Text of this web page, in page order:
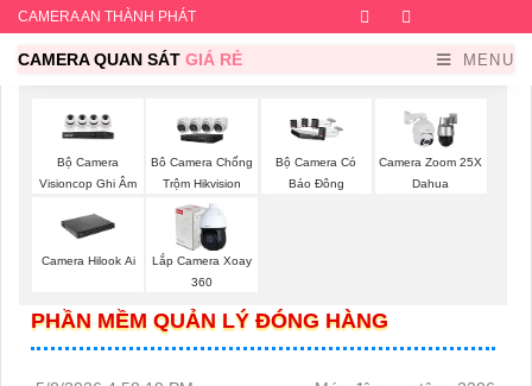
CAMERA AN THÀNH PHÁT Facebook
CAMERA QUAN SÁT GIÁ RẺ MENU
Bộ Camera
Visioncop Ghi Âm
Bô Camera Chống
Trộm Hikvision
Bộ Camera Có
Báo Đông
Camera Zoom 25X
Dahua
Camera Hilook Ai
Lắp Camera Xoay
360
PHẦN MỀM QUẢN LÝ ĐÓNG HÀNG